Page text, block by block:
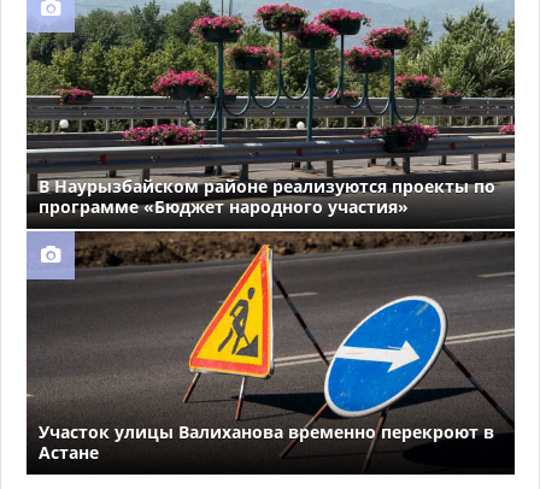
В Наурызбайском районе реализуются проекты по
программе «Бюджет народного участия»
Участок улицы Валиханова временно перекроют в
Астане